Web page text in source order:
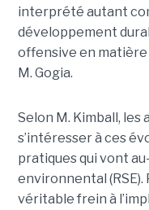
interprété autant
développement
offensive en matière
M. Gogia.
Selon M. Kimball,
s’intéresser à ces
pratiques qui vont
environnental (RSE).
véritable frein à